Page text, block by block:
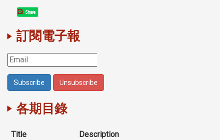
Share
訂閱電子報
各期目錄
Title Description